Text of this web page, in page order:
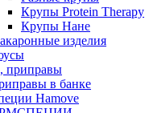
Крупы Protein Therapy
Крупы Нане
изделия
приправы
в банке
Hamove